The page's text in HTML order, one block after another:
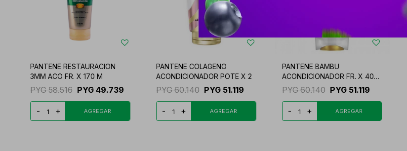
PANTENE RESTAURACION
3MM ACO FR. X 170 M
PYG 58.516 PYG 49.739
- +
PANTENE COLAGENO
ACONDICIONADOR POTE X 2
PYG 60.140 PYG 51.119
- +
PANTENE BAMBU
ACONDICIONADOR FR. X 400
M
PYG 60.140 PYG 51.119
- +